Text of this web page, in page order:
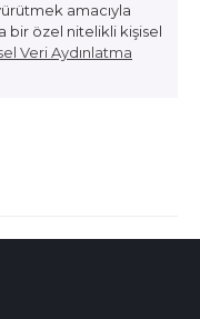
amacıyla
bir özel nitelikli kişisel
Veri Aydınlatma